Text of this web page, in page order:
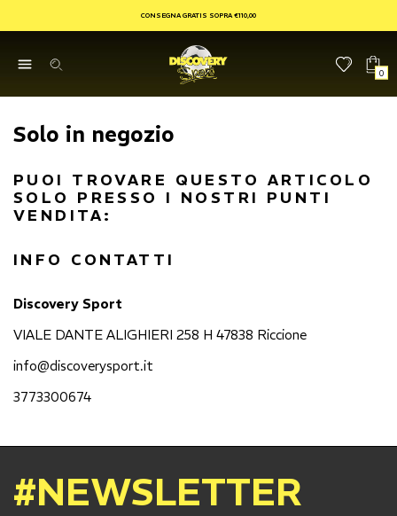
CONSEGNA GRATIS SOPRA €110,00
0
Solo in negozio
PUOI TROVARE QUESTO ARTICOLO
SOLO PRESSO I NOSTRI PUNTI
VENDITA:
INFO CONTATTI
Discovery Sport
VIALE DANTE ALIGHIERI 258 H 47838 Riccione
info@discoverysport.it
3773300674
#NEWSLETTER